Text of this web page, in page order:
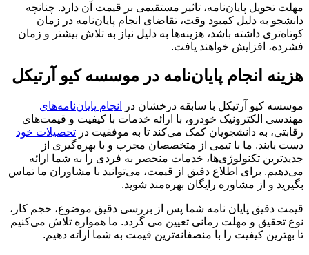
مهلت تحویل پایان‌نامه، تاثیر مستقیمی بر قیمت آن دارد. چنانچه
دانشجو به دلیل کمبود وقت، تقاضای انجام پایان‌نامه در زمان
کوتاه‌تری داشته باشد، هزینه‌ها به دلیل نیاز به تلاش بیشتر و زمان
فشرده، افزایش خواهند یافت.
هزینه انجام پایان‌نامه در موسسه کیو آرتیکل
موسسه کیو آرتیکل با سابقه درخشان در
انجام پایان‌نامه‌های
مهندسی الکترونیک خودرو، با ارائه خدمات با کیفیت و قیمت‌های
رقابتی، به دانشجویان کمک می‌کند تا به موفقیت در تحصیلات خود
دست یابند. ما با تیمی از متخصصان مجرب و با بهره‌گیری از
جدیدترین تکنولوژی‌ها، خدمات منحصر به فردی را به شما ارائه
می‌دهیم. برای اطلاع دقیق از قیمت، می‌توانید با مشاوران ما تماس
بگیرید و از مشاوره رایگان بهره‌مند شوید.
قیمت دقیق پایان نامه شما پس از بررسی دقیق موضوع، حجم کار،
نوع تحقیق و مهلت زمانی تعیین می گردد. ما همواره تلاش می‌کنیم
تا بهترین کیفیت را با منصفانه‌ترین قیمت به شما ارائه دهیم.